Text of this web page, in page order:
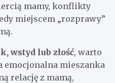
mamy, konflikty
miejscem „rozprawy”
wstyd lub złość, warto
emocjonalna mieszanka
relację z mamą,